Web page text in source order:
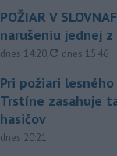
POŽIAR V
narušeniu jednej z
dnes 14:20, aktualizované
dnes 15:46
Pri požiari
Trstíne zasahuje
hasičov
dnes 20:21